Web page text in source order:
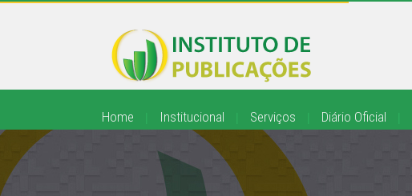
Home Institucional Serviços Diário Oficial